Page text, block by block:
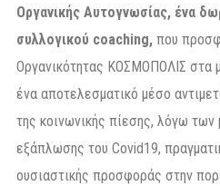
Οργανικής Αυτογνωσίας, ένα
συλλογικού coaching, που
Οργανικότητας ΚΟΣΜΟΠΟΛΙΣ στα
ένα αποτελεσματικό μέσο
της κοινωνικής πίεσης, λόγω των
εξάπλωσης του Covid19,
ουσιαστικής προσφοράς στην